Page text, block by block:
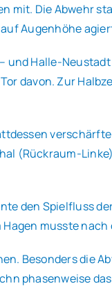
mit. Die Abwehr
Augenhöhe
und Halle-
davon. Zur
(Rückraum-
den Spielfluss
musste
Besonders die
phasenweise